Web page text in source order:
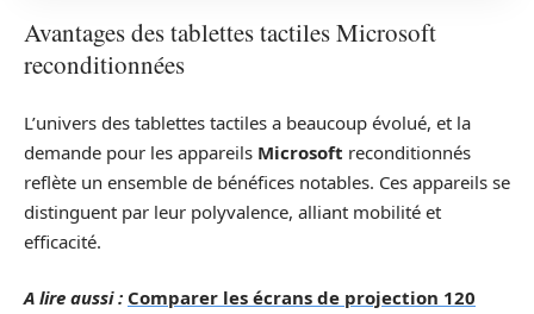
Avantages des tablettes tactiles Microsoft
reconditionnées
L’univers des tablettes tactiles a beaucoup évolué, et la
demande pour les appareils Microsoft reconditionnés
reflète un ensemble de bénéfices notables. Ces appareils se
distinguent par leur polyvalence, alliant mobilité et
efficacité.
A lire aussi : Comparer les écrans de projection 120